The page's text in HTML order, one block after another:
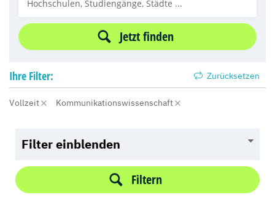
Jetzt finden
Ihre Filter: Zurücksetzen
Vollzeit Kommunikationswissenschaft
Filter einblenden
Filtern